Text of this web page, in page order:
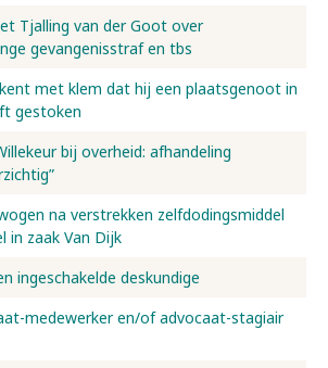
Tjalling van der Goot over
gevangenisstraf en tbs
met klem dat hij een plaatsgenoot in
gestoken
bij overheid: afhandeling
na verstrekken zelfdodingsmiddel
in zaak Van Dijk
ingeschakelde deskundige
medewerker en/of advocaat-stagiair